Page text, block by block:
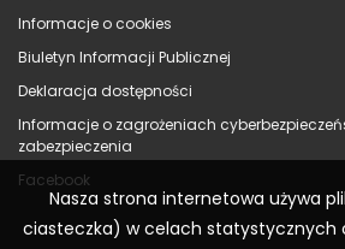
Informacje o cookies
Biuletyn Informacji Publicznej
Deklaracja dostępności
Informacje o zagrożeniach
zabezpieczenia
Facebook
Nasza strona internetowa używa
ciasteczka) w celach statystycznych